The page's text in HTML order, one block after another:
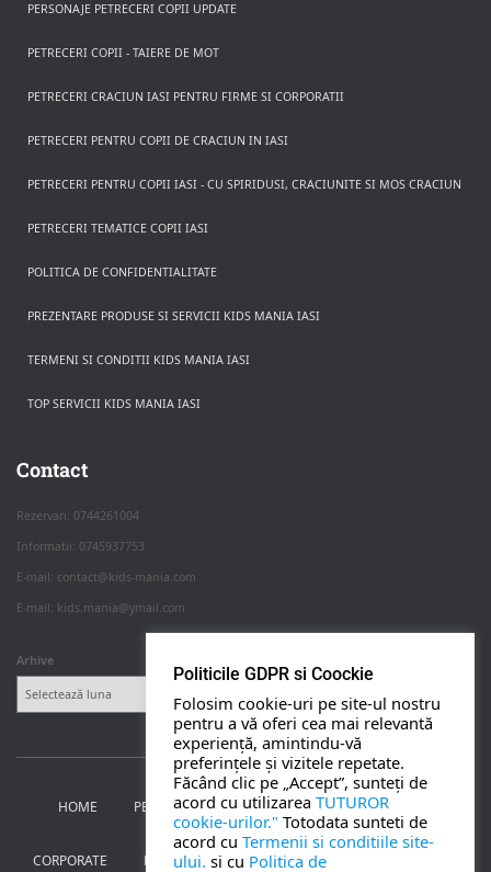
PERSONAJE PETRECERI COPII UPDATE
PETRECERI COPII - TAIERE DE MOT
PETRECERI CRACIUN IASI PENTRU FIRME SI CORPORATII
PETRECERI PENTRU COPII DE CRACIUN IN IASI
PETRECERI PENTRU COPII IASI - CU SPIRIDUSI, CRACIUNITE SI MOS CRACIUN
PETRECERI TEMATICE COPII IASI
POLITICA DE CONFIDENTIALITATE
PREZENTARE PRODUSE SI SERVICII KIDS MANIA IASI
TERMENI SI CONDITII KIDS MANIA IASI
TOP SERVICII KIDS MANIA IASI
Contact
Rezervari: 0744261004
Informatii: 0745937753
E-mail: contact@kids-mania.com
E-mail: kids.mania@ymail.com
Arhive
HOME PETRECERI PENTRU COPII NUNTA SI BOTEZ
CORPORATE BANCHETE MOȚ PERSONAJE
Politicile GDPR si Coockie
Folosim cookie-uri pe site-ul nostru
pentru a vă oferi cea mai relevantă
experiență, amintindu-vă
preferințele și vizitele repetate.
Făcând clic pe „Accept”, sunteți de
acord cu utilizarea TUTUROR
cookie-urilor." Totodata sunteti de
acord cu Termenii si conditiile site-
ului. si cu Politica de
Apasa pe o categorie ca sa vezi serviciile.
PETRECERI COPII
NUNTA
BANCHETE
CORPORATE